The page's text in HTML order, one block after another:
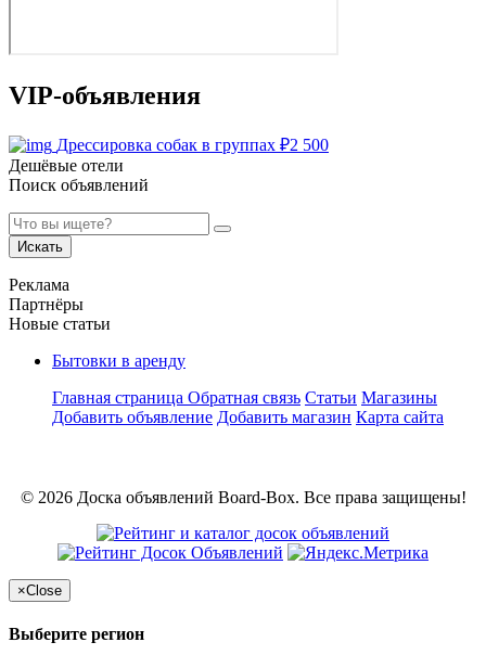
VIP-объявления
Дрессировка собак в группах ₽2 500
Дешёвые отели
Поиск объявлений
Искать
Реклама
Партнёры
Новые статьи
Бытовки в аренду
Главная страница Обратная связь Статьи Магазины
Добавить объявление Добавить магазин Карта сайта
© 2026 Доска объявлений Board-Box. Все права защищены!
×Close
Выберите регион